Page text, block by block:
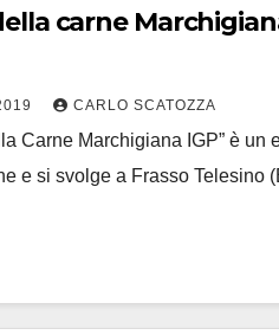
carne
CARLO SCATOZZA
Carne Marchigiana IGP” è
e si svolge a Frasso Telesino